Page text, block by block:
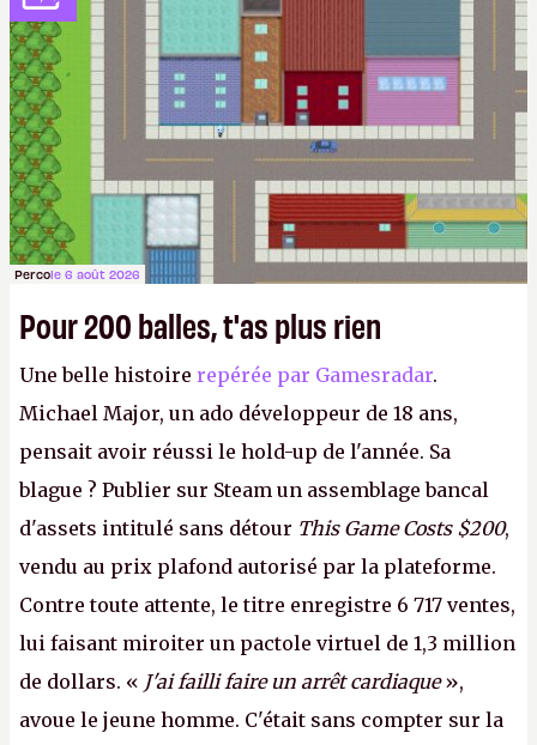
Percole 6 août 2026
Pour 200 balles, t'as plus rien
Une belle histoire repérée par Gamesradar.
Michael Major, un ado développeur de 18 ans,
pensait avoir réussi le hold-up de l'année. Sa
blague ? Publier sur Steam un assemblage bancal
d'assets intitulé sans détour This Game Costs $200,
vendu au prix plafond autorisé par la plateforme.
Contre toute attente, le titre enregistre 6 717 ventes,
lui faisant miroiter un pactole virtuel de 1,3 million
de dollars. « J'ai failli faire un arrêt cardiaque»,
avoue le jeune homme. C'était sans compter sur la